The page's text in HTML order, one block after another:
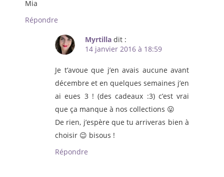
Mia
Répondre
Myrtilla dit :
14 janvier 2016 à 18:59
Je t’avoue que j’en avais aucune avant
décembre et en quelques semaines j’en
ai eues 3 ! (des cadeaux :3) c’est vrai
que ça manque à nos collections 😛
De rien, j’espère que tu arriveras bien à
choisir 😉 bisous !
Répondre